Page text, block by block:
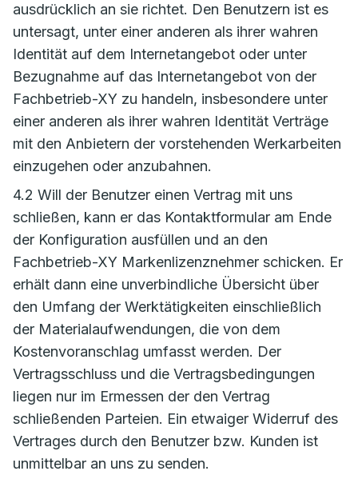
ausdrücklich an sie richtet. Den Benutzern ist es
untersagt, unter einer anderen als ihrer wahren
Identität auf dem Internetangebot oder unter
Bezugnahme auf das Internetangebot von der
Fachbetrieb-XY zu handeln, insbesondere unter
einer anderen als ihrer wahren Identität Verträge
mit den Anbietern der vorstehenden Werkarbeiten
einzugehen oder anzubahnen.
4.2 Will der Benutzer einen Vertrag mit uns
schließen, kann er das Kontaktformular am Ende
der Konfiguration ausfüllen und an den
Fachbetrieb-XY Markenlizenznehmer schicken. Er
erhält dann eine unverbindliche Übersicht über
den Umfang der Werktätigkeiten einschließlich
der Materialaufwendungen, die von dem
Kostenvoranschlag umfasst werden. Der
Vertragsschluss und die Vertragsbedingungen
liegen nur im Ermessen der den Vertrag
schließenden Parteien. Ein etwaiger Widerruf des
Vertrages durch den Benutzer bzw. Kunden ist
unmittelbar an uns zu senden.